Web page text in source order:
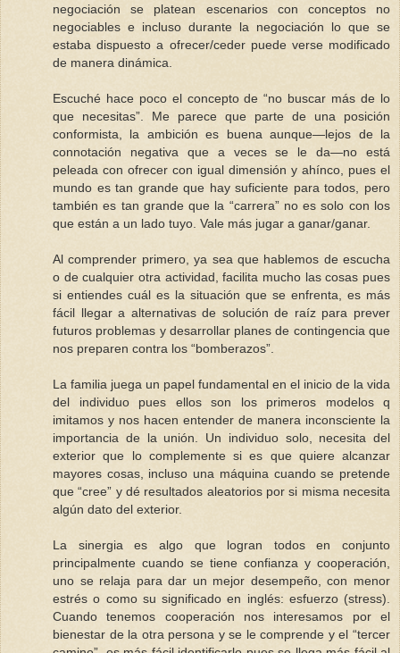
negociación se platean escenarios con conceptos no
negociables e incluso durante la negociación lo que se
estaba dispuesto a ofrecer/ceder puede verse modificado
de manera dinámica.
Escuché hace poco el concepto de “no buscar más de lo
que necesitas”. Me parece que parte de una posición
conformista, la ambición es buena aunque—lejos de la
connotación negativa que a veces se le da—no está
peleada con ofrecer con igual dimensión y ahínco, pues el
mundo es tan grande que hay suficiente para todos, pero
también es tan grande que la “carrera” no es solo con los
que están a un lado tuyo. Vale más jugar a ganar/ganar.
Al comprender primero, ya sea que hablemos de escucha
o de cualquier otra actividad, facilita mucho las cosas pues
si entiendes cuál es la situación que se enfrenta, es más
fácil llegar a alternativas de solución de raíz para prever
futuros problemas y desarrollar planes de contingencia que
nos preparen contra los “bomberazos”.
La familia juega un papel fundamental en el inicio de la vida
del individuo pues ellos son los primeros modelos q
imitamos y nos hacen entender de manera inconsciente la
importancia de la unión. Un individuo solo, necesita del
exterior que lo complemente si es que quiere alcanzar
mayores cosas, incluso una máquina cuando se pretende
que “cree” y dé resultados aleatorios por si misma necesita
algún dato del exterior.
La sinergia es algo que logran todos en conjunto
principalmente cuando se tiene confianza y cooperación,
uno se relaja para dar un mejor desempeño, con menor
estrés o como su significado en inglés: esfuerzo (stress).
Cuando tenemos cooperación nos interesamos por el
bienestar de la otra persona y se le comprende y el “tercer